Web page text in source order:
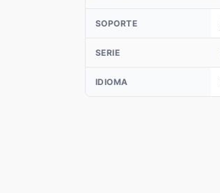
SOPORTE
SERIE
IDIOMA